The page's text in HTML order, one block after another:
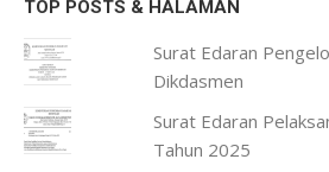
TOP POSTS & HALAMAN
Surat Edaran
Dikdasmen
Surat Edaran
Tahun 2025